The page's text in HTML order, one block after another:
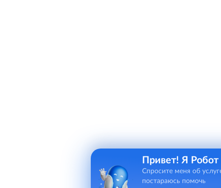
Привет! Я
Спросите меня об
постараюсь помочь